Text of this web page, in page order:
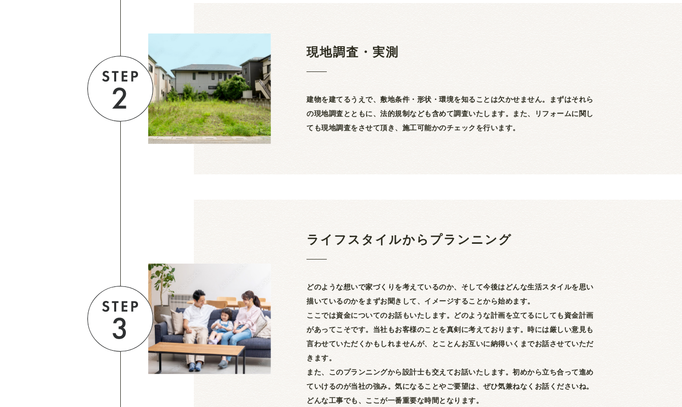
現地調査・実測
建物を建てるうえで、敷地条件・形状・環境を知ることは欠かせません。まずはそれら
の現地調査とともに、法的規制なども含めて調査いたします。また、リフォームに関し
ても現地調査をさせて頂き、施工可能かのチェックを行います。
ライフスタイルからプランニング
どのような想いで家づくりを考えているのか、そして今後はどんな生活スタイルを思い
描いているのかをまずお聞きして、イメージすることから始めます。
ここでは資金についてのお話もいたします。どのような計画を立てるにしても資金計画
があってこそです。当社もお客様のことを真剣に考えております。時には厳しい意見も
言わせていただくかもしれませんが、とことんお互いに納得いくまでお話させていただ
きます。
また、このプランニングから設計士も交えてお話いたします。初めから立ち合って進め
ていけるのが当社の強み。気になることやご要望は、ぜひ気兼ねなくお話くださいね。
どんな工事でも、ここが一番重要な時間となります。